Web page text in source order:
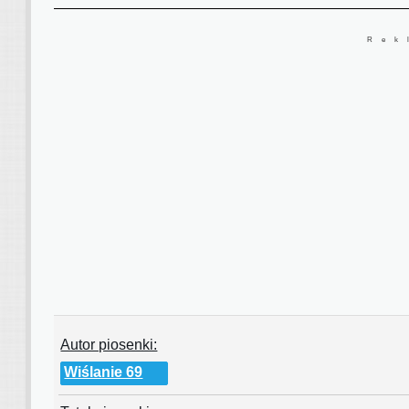
Autor piosenki:
Wiślanie 69